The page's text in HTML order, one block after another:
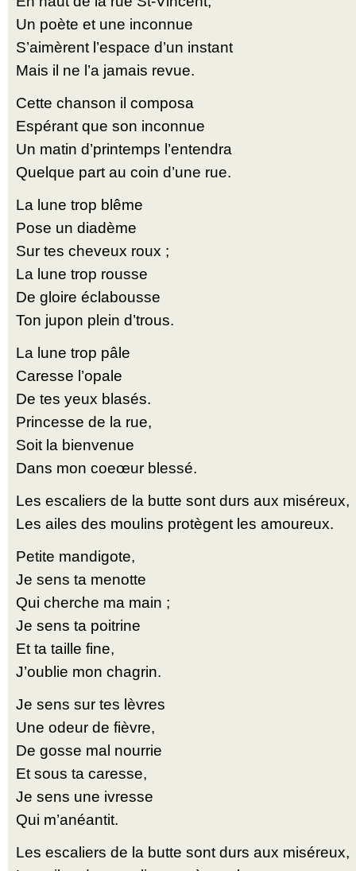
Un poète et une inconnue
S’aimèrent l’espace d’un instant
Mais il ne l’a jamais revue.
Cette chanson il composa
Espérant que son inconnue
Un matin d’printemps l’entendra
Quelque part au coin d’une rue.
La lune trop blême
Pose un diadème
Sur tes cheveux roux ;
La lune trop rousse
De gloire éclabousse
Ton jupon plein d’trous.
La lune trop pâle
Caresse l’opale
De tes yeux blasés.
Princesse de la rue,
Soit la bienvenue
Dans mon coeœur blessé.
Les escaliers de la butte sont durs aux miséreux,
Les ailes des moulins protègent les amoureux.
Petite mandigote,
Je sens ta menotte
Qui cherche ma main ;
Je sens ta poitrine
Et ta taille fine,
J’oublie mon chagrin.
Je sens sur tes lèvres
Une odeur de fièvre,
De gosse mal nourrie
Et sous ta caresse,
Je sens une ivresse
Qui m’anéantit.
Les escaliers de la butte sont durs aux miséreux,